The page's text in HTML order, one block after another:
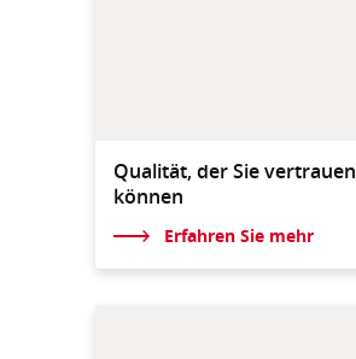
Qualität, der Sie vertrauen
können
Erfahren Sie mehr